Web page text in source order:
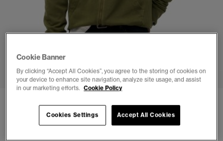
Felpa con cappuccio e zip Essential Classic
Cookie Banner
By clicking “Accept All Cookies”, you agree to the storing of cookies on
your device to enhance site navigation, analyze site usage, and assist
in our marketing efforts. Cookie Policy
Cookies Settings Accept All Cookies